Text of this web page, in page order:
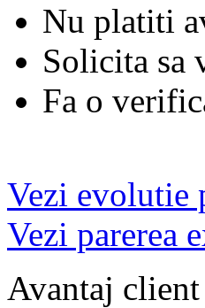
Nu platiti
Solicita sa
Fa o
Vezi evolutie
Vezi parerea
Avantaj